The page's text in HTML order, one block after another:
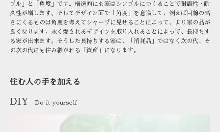
プル」と「角度」です。構造的にも家はシンプルにつくることで耐震性・耐
久性が増します。そしてデザイン面で「角度」を意識して、例えば目線の高
さにくるものは角度を考えてシャープに見せることによって、より家の品が
良くなります。永く愛されるデザインを取り入れることによって、長持ちす
る家が出来ます。そうした長持ちする家は、「消耗品」ではなく次の代、そ
の次の代にも住み継がれる「資産」になります。
住む人の手を加える
DIY Do it yourself